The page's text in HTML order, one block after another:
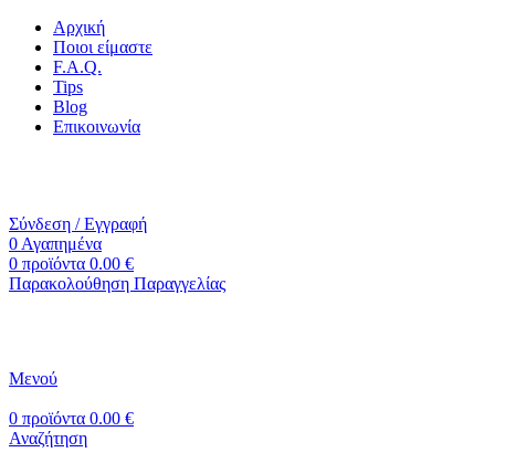
Αρχική
Ποιοι είμαστε
F.A.Q.
Tips
Blog
Επικοινωνία
Σύνδεση / Εγγραφή
0 Αγαπημένα
0 προϊόντα 0.00 €
Παρακολούθηση Παραγγελίας
Μενού
0 προϊόντα 0.00 €
Αναζήτηση